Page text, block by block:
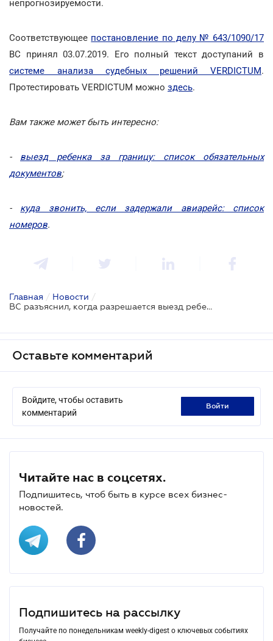
непрогнозируемости.
Соответствующее постановление по делу № 643/1090/17
ВС принял 03.07.2019. Его полный текст доступаний в
системе анализа судебных решений VERDICTUM.
Протестировать VERDICTUM можно здесь.
Вам также может быть интересно:
- выезд ребенка за границу: список обязательных
документов;
- куда звонить, если задержали авиарейс: список
номеров.
Главная / Новости /
ВС разъяснил, когда разрешается выезд ребенка за границу без согласия одного из родителей
Оставьте комментарий
Войдите, чтобы оставить
комментарий
войти
Читайте нас в соцсетях.
Подпишитесь, чтоб быть в курсе всех бизнес-
новостей.
Подпишитесь на рассылку
Получайте по понедельникам weekly-digest о ключевых событиях